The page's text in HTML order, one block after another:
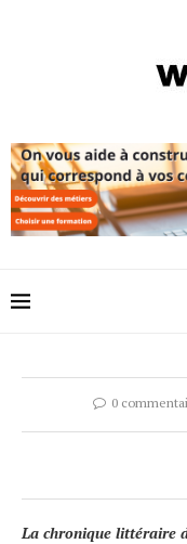
0
La chronique littéraire